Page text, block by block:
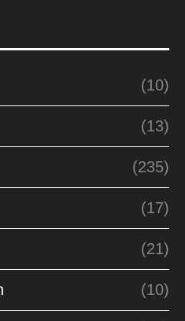
(10)
(13)
(235)
(17)
(21)
(10)